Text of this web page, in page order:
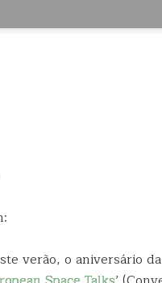
verão, o aniversário